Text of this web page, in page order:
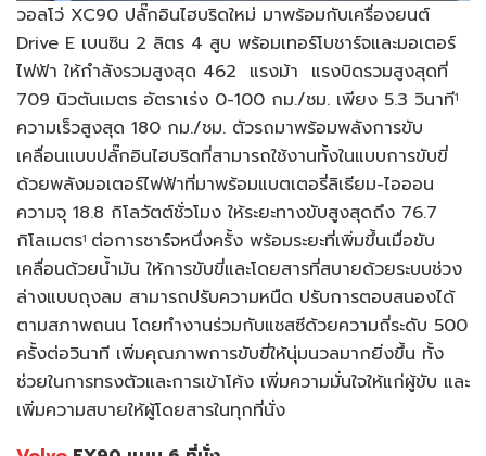
วอลโว่ XC90 ปลั๊กอินไฮบริดใหม่ มาพร้อมกับเครื่องยนต์
Drive E เบนซิน 2 ลิตร 4 สูบ พร้อมเทอร์โบชาร์จและมอเตอร์
ไฟฟ้า ให้กำลังรวมสูงสุด 462 แรงม้า แรงบิดรวมสูงสุดที่
709 นิวตันเมตร อัตราเร่ง 0-100 กม./ชม. เพียง 5.3 วินาที1
ความเร็วสูงสุด 180 กม./ชม. ตัวรถมาพร้อมพลังการขับ
เคลื่อนแบบปลั๊กอินไฮบริดที่สามารถใช้งานทั้งในแบบการขับขี่
ด้วยพลังมอเตอร์ไฟฟ้าที่มาพร้อมแบตเตอรี่ลิเธียม-ไอออน
ความจุ 18.8 กิโลวัตต์ชั่วโมง ให้ระยะทางขับสูงสุดถึง 76.7
กิโลเมตร1 ต่อการชาร์จหนึ่งครั้ง พร้อมระยะที่เพิ่มขึ้นเมื่อขับ
เคลื่อนด้วยน้ำมัน ให้การขับขี่และโดยสารที่สบายด้วยระบบช่วง
ล่างแบบถุงลม สามารถปรับความหนืด ปรับการตอบสนองได้
ตามสภาพถนน โดยทำงานร่วมกับแชสซีด้วยความถี่ระดับ 500
ครั้งต่อวินาที เพิ่มคุณภาพการขับขี่ให้นุ่มนวลมากยิ่งขึ้น ทั้ง
ช่วยในการทรงตัวและการเข้าโค้ง เพิ่มความมั่นใจให้แก่ผู้ขับ และ
เพิ่มความสบายให้ผู้โดยสารในทุกที่นั่ง